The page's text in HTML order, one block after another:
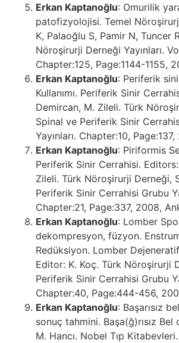
Erkan Kaptanoğlu: Omurilik
patofizyolojisi. Temel
K, Palaoğlu S, Pamir N, Tuncer
Nöroşirurji Derneği Yayınları.
Chapter:125, Page:1144-1155,
Erkan Kaptanoğlu: Periferik
Kullanımı. Periferik Sinir
Demircan, M. Zileli. Türk
Spinal ve Periferik Sinir
Yayınları. Chapter:10,
Erkan Kaptanoğlu: Piriformis
Periferik Sinir Cerrahisi.
Zileli. Türk Nöroşirurji Derneği,
Periferik Sinir Cerrahisi Grubu
Chapter:21, Page:337, 2008,
Erkan Kaptanoğlu: Lomber
dekompresyon, füzyon.
Redüksiyon. Lomber Dejeneratif
Editor: K. Koç. Türk Nöroşirurji
Periferik Sinir Cerrahisi Grubu
Chapter:40, Page:444-456,
Erkan Kaptanoğlu: Başarısız
sonuç tahmini. Başa(ğ)rısız
M. Hancı. Nobel Tıp